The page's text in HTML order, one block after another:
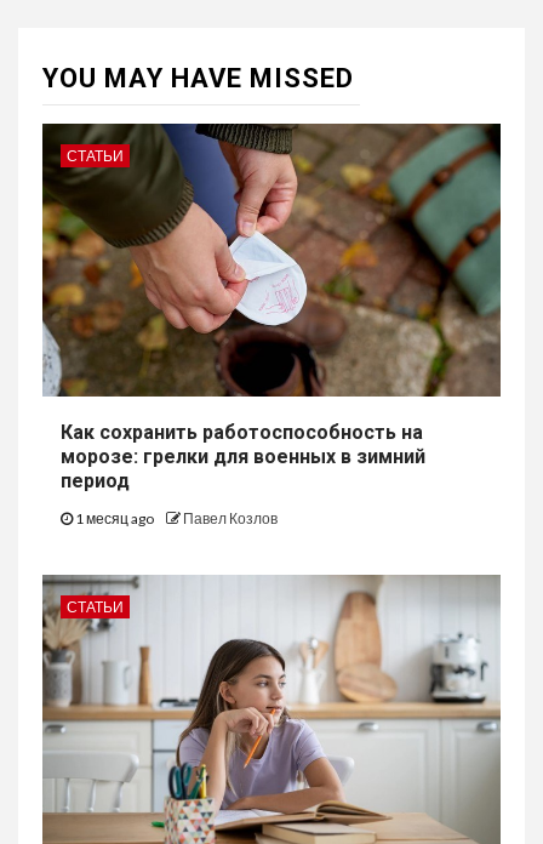
YOU MAY HAVE MISSED
СТАТЬИ
Как сохранить работоспособность на
морозе: грелки для военных в зимний
период
1 месяц ago Павел Козлов
СТАТЬИ